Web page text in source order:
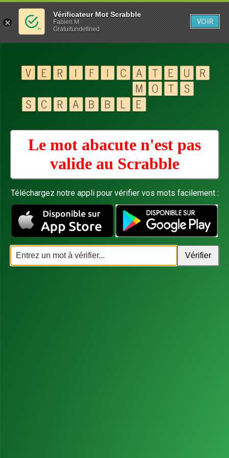
Le mot abacute n'est pas
valide au Scrabble
Téléchargez notre appli pour vérifier vos mots facilement :
Vérificateur Mot Scrabble
Fabien M
Gratuitundefined
VOIR